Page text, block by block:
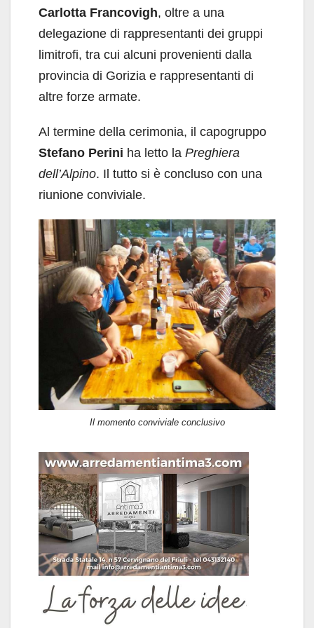
Carlotta Francovigh, oltre a una
delegazione di rappresentanti dei gruppi
limitrofi, tra cui alcuni provenienti dalla
provincia di Gorizia e rappresentanti di
altre forze armate.
Al termine della cerimonia, il capogruppo
Stefano Perini ha letto la Preghiera
dell’Alpino. Il tutto si è concluso con una
riunione conviviale.
Il momento conviviale conclusivo